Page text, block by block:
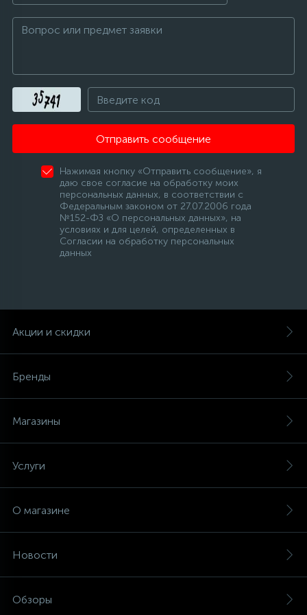
Отправить сообщение
Нажимая кнопку «Отправить сообщение», я
даю свое согласие на обработку моих
персональных данных, в соответствии с
Федеральным законом от 27.07.2006 года
№152-ФЗ «О персональных данных», на
условиях и для целей, определенных в
Согласии на обработку персональных
данных
Акции и скидки
Бренды
Магазины
Услуги
О магазине
Новости
Обзоры